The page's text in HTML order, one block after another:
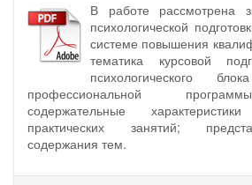
В работе рассмотрена
психологической
системе повышения
тематика курсовой
психологического
профессиональной
содержательные
практических занятий;
содержания тем.